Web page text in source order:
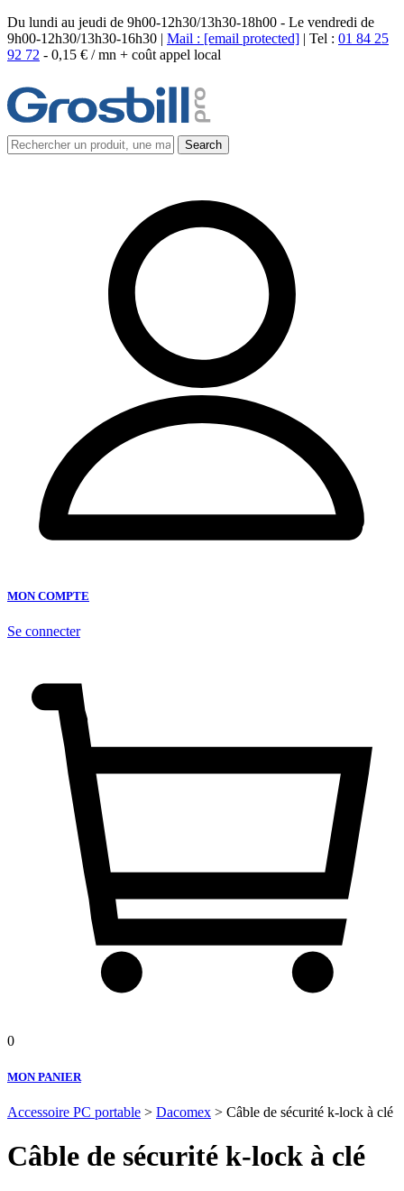
Du lundi au jeudi de 9h00-12h30/13h30-18h00 - Le vendredi de
9h00-12h30/13h30-16h30 | Mail : [email protected] | Tel : 01 84 25
92 72 - 0,15 € / mn + coût appel local
MON COMPTE
Se connecter
0
MON PANIER
Accessoire PC portable > Dacomex > Câble de sécurité k-lock à clé
Câble de sécurité k-lock à clé